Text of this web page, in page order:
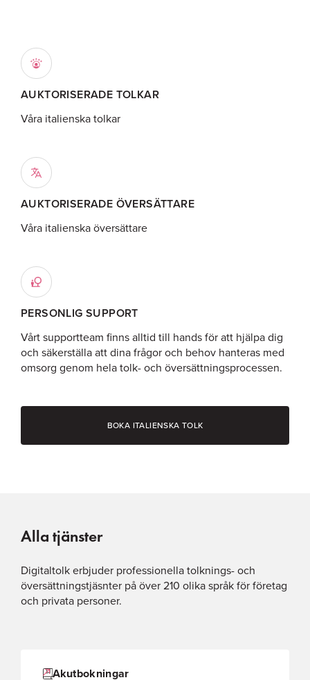
AUKTORISERADE TOLKAR
Våra italienska tolkar
AUKTORISERADE ÖVERSÄTTARE
Våra italienska översättare
PERSONLIG SUPPORT
Vårt supportteam finns alltid till hands för att hjälpa dig
och säkerställa att dina frågor och behov hanteras med
omsorg genom hela tolk- och översättningsprocessen.
BOKA ITALIENSKA TOLK
Alla tjänster
Digitaltolk erbjuder professionella tolknings- och
översättningstjäsnter på över 210 olika språk för företag
och privata personer.
Akutbokningar